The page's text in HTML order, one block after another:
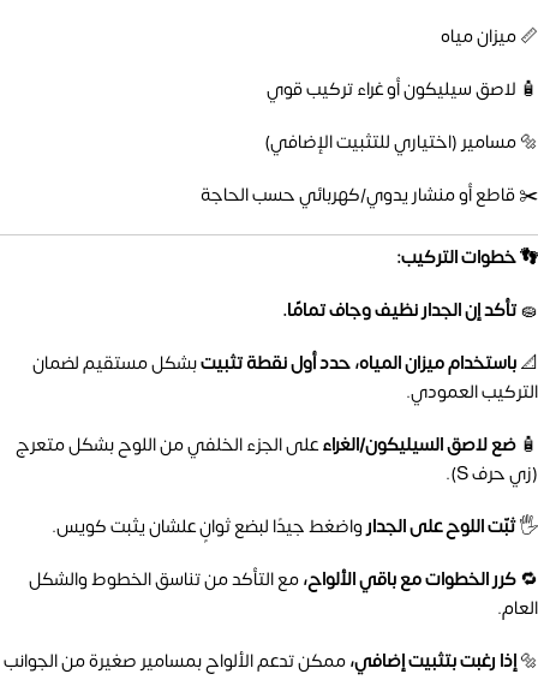
📏 ميزان مياه
🧴 لاصق سيليكون أو غراء تركيب قوي
🔩 مسامير (اختياري للتثبيت الإضافي)
✂️ قاطع أو منشار يدوي/كهربائي حسب الحاجة
👣 خطوات التركيب:
🧽تأكد إن الجدار نظيف وجاف تمامًا.
📐باستخدام ميزان المياه، حدد أول نقطة تثبيتبشكل مستقيم لضمان
التركيب العمودي.
🧴 ضع لاصق السيليكون/الغراءعلى الجزء الخلفي من اللوح بشكل متعرج
(زي حرف S).
🖐️ثبّت اللوح على الجدارواضغط جيدًا لبضع ثوانٍ علشان يثبت كويس.
🔁كرر الخطوات مع باقي الألواح،مع التأكد من تناسق الخطوط والشكل
العام.
🔩إذا رغبت بتثبيت إضافي،ممكن تدعم الألواح بمسامير صغيرة من الجوانب